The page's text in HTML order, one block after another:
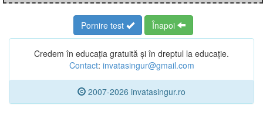
Pornire test Înapoi
Credem în educația gratuită și în dreptul la educație.
Contact: invatasingur@gmail.com
2007-2026 invatasingur.ro